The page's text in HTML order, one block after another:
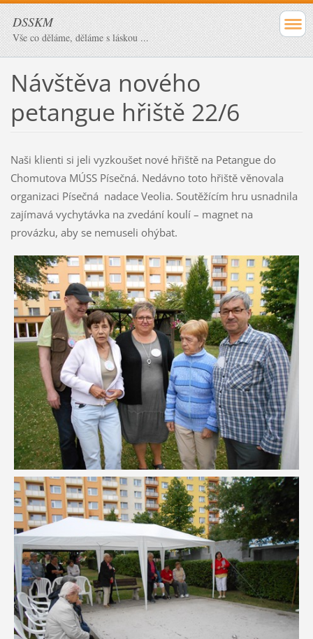
DSSKM
Vše co děláme, děláme s láskou ...
Návštěva nového
petangue hřiště 22/6
Naši klienti si jeli vyzkoušet nové hřiště na Petangue do
Chomutova MÚSS Písečná. Nedávno toto hřiště věnovala
organizaci Písečná nadace Veolia. Soutěžícím hru usnadnila
zajímavá vychytávka na zvedání koulí – magnet na
provázku, aby se nemuseli ohýbat.